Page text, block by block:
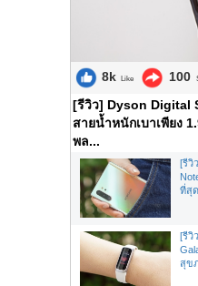
8k Like 100
[รีวิว] Dyson Digital
สายน้ำหนักเบาเพียง
พล...
[รีวิ
ที่สุด
[รีวิ
สุข